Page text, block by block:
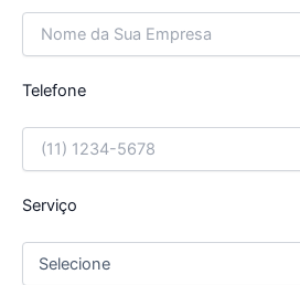
Telefone
Serviço